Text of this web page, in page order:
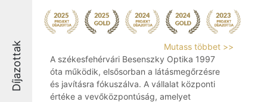
Díjazottak
Mutass többet >>
A székesfehérvári Besenszky Optika 1997
óta működik, elsősorban a látásmegőrzésre
és javításra fókuszálva. A vállalat központi
értéke a vevőközpontúság, amelyet